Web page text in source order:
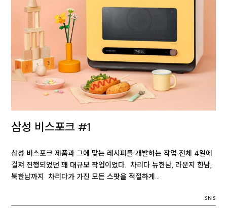
삼성 비스포크 #1
삼성 비스포크 제품과 그에 맞는 레시피를 개발하는 작업 전체 4일에
걸쳐 진행되었던 꽤 대규모 작업이었다. 차리다 뉴한남, 라운지 한남,
북한남까지 차리다가 가진 모든 스팟을 적절하게…
SNS